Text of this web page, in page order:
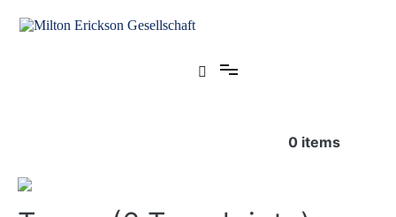
Inhalt
0 items